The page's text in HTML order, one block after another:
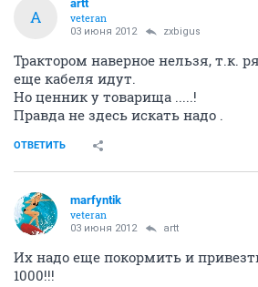
A
artt
veteran
03 июня 2012 zxbigus
Трактором наверное нельзя, т.к.
еще кабеля идут.
Но ценник у товарища .....!
Правда не здесь искать надо .
ОТВЕТИТЬ
marfyntik
veteran
03 июня 2012 artt
Их надо еще покормить и
1000!!!